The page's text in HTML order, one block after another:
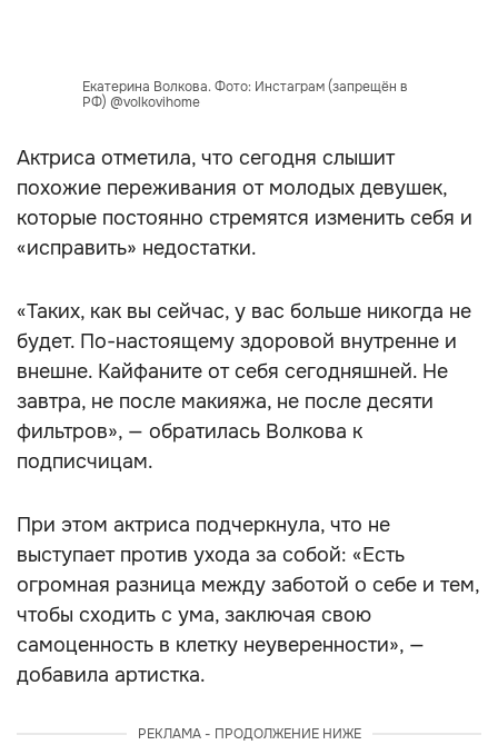
Екатерина Волкова. Фото: Инстаграм (запрещён в
РФ) @volkovihome
Актриса отметила, что сегодня слышит
похожие переживания от молодых девушек,
которые постоянно стремятся изменить себя и
«исправить» недостатки.
«Таких, как вы сейчас, у вас больше никогда не
будет. По-настоящему здоровой внутренне и
внешне. Кайфаните от себя сегодняшней. Не
завтра, не после макияжа, не после десяти
фильтров», — обратилась Волкова к
подписчицам.
При этом актриса подчеркнула, что не
выступает против ухода за собой: «Есть
огромная разница между заботой о себе и тем,
чтобы сходить с ума, заключая свою
самоценность в клетку неуверенности», —
добавила артистка.
РЕКЛАМА - ПРОДОЛЖЕНИЕ НИЖЕ